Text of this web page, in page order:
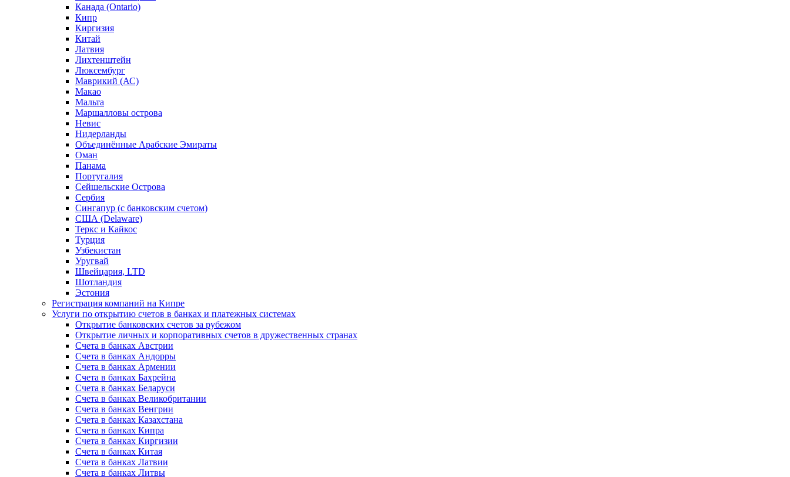
Канада (Ontario)
Кипр
Киргизия
Китай
Латвия
Лихтенштейн
Люксембург
Маврикий (АС)
Макао
Мальта
Маршалловы острова
Нeвис
Нидерланды
Объединённые Арабские Эмираты
Оман
Панама
Португалия
Сейшельские Острова
Сербия
Сингапур (c банковским счетом)
США (Delaware)
Теркс и Кайкос
Турция
Узбекистан
Уругвай
Швейцария, LTD
Шотландия
Эстония
Регистрация компаний на Кипре
Услуги по открытию счетов в банках и платежных системах
Открытие банковских счетов за рубежом
Открытие личных и корпоративных счетов в дружественных странах
Счета в банках Австрии
Счета в банках Андорры
Счета в банках Армении
Счета в банках Бахрейна
Счета в банках Беларуси
Счета в банках Великобритании
Счета в банках Венгрии
Счета в банках Казахстана
Счета в банках Кипра
Счета в банках Киргизии
Счета в банках Китая
Счета в банках Латвии
Счета в банках Литвы